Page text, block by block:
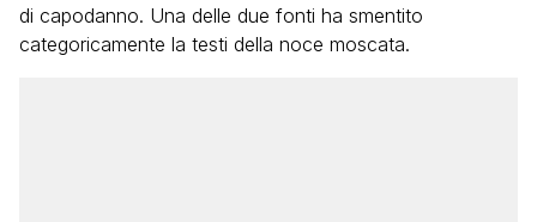
di capodanno. Una delle due fonti ha smentito
categoricamente la testi della noce moscata.